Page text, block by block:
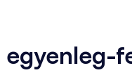
egyenleg-